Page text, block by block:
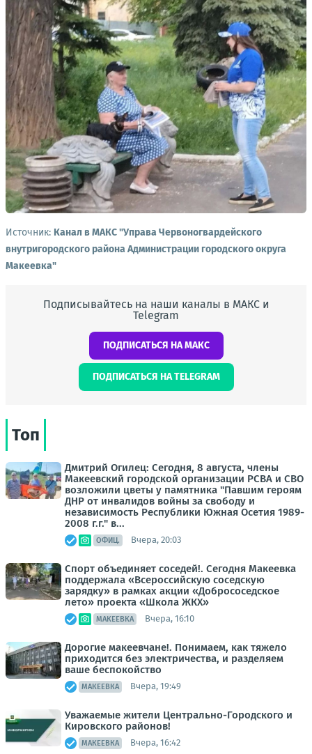
Источник: Канал в МАКС "Управа Червоногвардейского
внутригородского района Администрации городского округа
Макеевка"
Подписывайтесь на наши каналы в МАКС и
Telegram
ПОДПИСАТЬСЯ НА МАКС
ПОДПИСАТЬСЯ НА TELEGRAM
Топ
Дмитрий Огилец: Сегодня, 8 августа, члены
Макеевский городской организации РСВА и СВО
возложили цветы у памятника "Павшим героям
ДНР от инвалидов войны за свободу и
независимость Республики Южная Осетия 1989-
2008 г.г." в...
ОФИЦ. Вчера, 20:03
Спорт объединяет соседей!. Сегодня Макеевка
поддержала «Всероссийскую соседскую
зарядку» в рамках акции «Добрососедское
лето» проекта «Школа ЖКХ»
МАКЕЕВКА Вчера, 16:10
Дорогие макеевчане!. Понимаем, как тяжело
приходится без электричества, и разделяем
ваше беспокойство
МАКЕЕВКА Вчера, 19:49
Уважаемые жители Центрально-Городского и
Кировского районов!
МАКЕЕВКА Вчера, 16:42